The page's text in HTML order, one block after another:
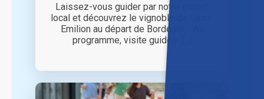
Laissez-vous guider par notre expert
local et découvrez le vignoble de Saint-
Emilion au départ de Bordeaux ! Au
programme, visite guidée: [...]